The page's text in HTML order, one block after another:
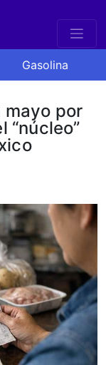
Gasolina
mayo por
“núcleo”